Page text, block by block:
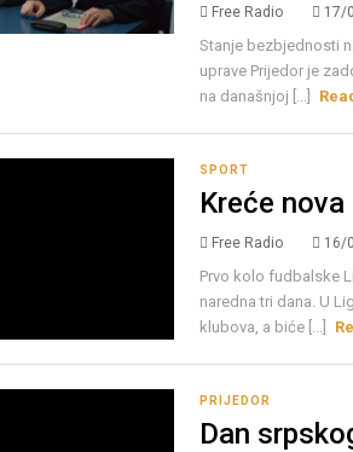
Free Radio 17/
Stanje bezbjednosti
uprave Prijedor je
na današnjoj [...]
SPORT
Kreće
Free Radio 16/
Prvo kolo fudbalske
naredna tri dana. U
klubova, a biće [...]
PRIJEDOR
Dan